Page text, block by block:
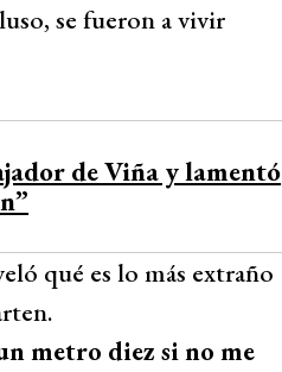
se fueron a vivir
de Viña y lamentó
qué es lo más extraño
metro diez si no me